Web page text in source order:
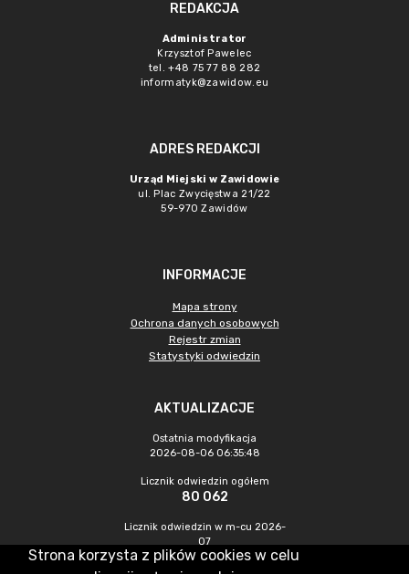
REDAKCJA
Administrator
Krzysztof Pawelec
tel. +48 75 77 88 282
informatyk@zawidow.eu
ADRES REDAKCJI
Urząd Miejski w Zawidowie
ul. Plac Zwycięstwa 21/22
59-970 Zawidów
INFORMACJE
Mapa strony
Ochrona danych osobowych
Rejestr zmian
Statystyki odwiedzin
AKTUALIZACJE
Ostatnia modyfikacja
2026-08-06 06:35:48
Licznik odwiedzin ogółem
80 062
Licznik odwiedzin w m-cu 2026-
07
180
Strona korzysta z plików cookies w celu